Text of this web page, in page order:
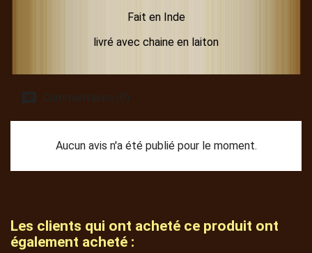
Fait en Inde
livré avec chaine en laiton
Commentaires (0)
Aucun avis n'a été publié pour le moment.
Les clients qui ont acheté ce produit ont
également acheté :